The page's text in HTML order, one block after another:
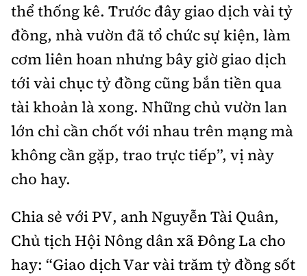
thể thống kê. Trước đây giao dịch vài tỷ
đồng, nhà vườn đã tổ chức sự kiện, làm
cơm liên hoan nhưng bây giờ giao dịch
tới vài chục tỷ đồng cũng bắn tiền qua
tài khoản là xong. Những chủ vườn lan
lớn chỉ cần chốt với nhau trên mạng mà
không cần gặp, trao trực tiếp”, vị này
cho hay.
Chia sẻ với PV, anh Nguyễn Tài Quân,
Chủ tịch Hội Nông dân xã Đông La cho
hay: “Giao dịch Var vài trăm tỷ đồng sốt